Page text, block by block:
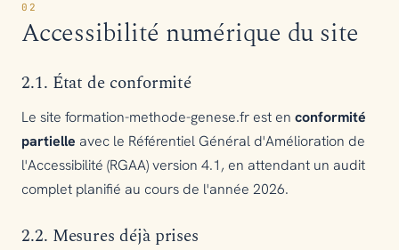
02
Accessibilité numérique du site
2.1. État de conformité
Le site formation-methode-genese.fr est en conformité
partielle avec le Référentiel Général d'Amélioration de
l'Accessibilité (RGAA) version 4.1, en attendant un audit
complet planifié au cours de l'année 2026.
2.2. Mesures déjà prises